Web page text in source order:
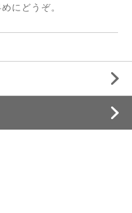
にどうぞ。